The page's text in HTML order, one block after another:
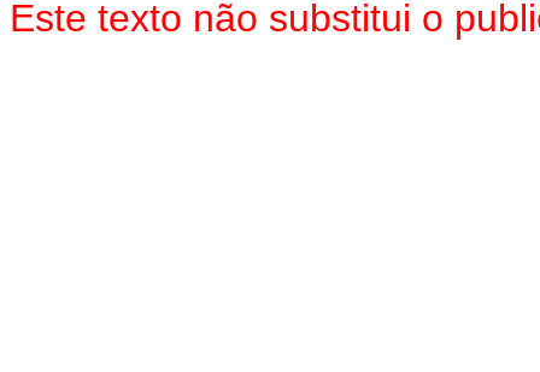
Este texto não substitui o